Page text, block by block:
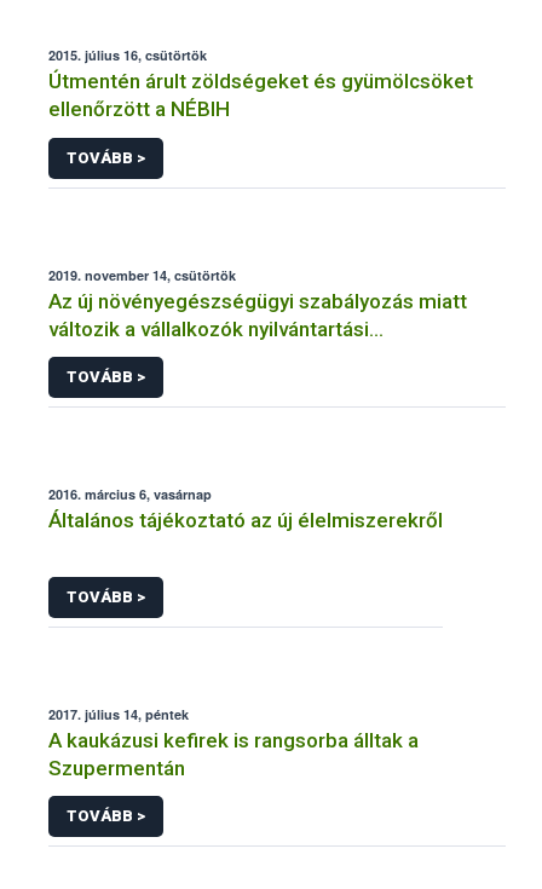
2015. július 16, csütörtök
Útmentén árult zöldségeket és gyümölcsöket
ellenőrzött a NÉBIH
TOVÁBB >
2019. november 14, csütörtök
Az új növényegészségügyi szabályozás miatt
változik a vállalkozók nyilvántartási
kötelezettsége
TOVÁBB >
2016. március 6, vasárnap
Általános tájékoztató az új élelmiszerekről
TOVÁBB >
2017. július 14, péntek
A kaukázusi kefirek is rangsorba álltak a
Szupermentán
TOVÁBB >